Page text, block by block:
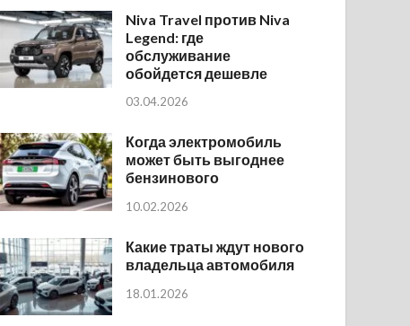
Niva Travel против Niva
Legend: где
обслуживание
обойдется дешевле
03.04.2026
Когда электромобиль
может быть выгоднее
бензинового
10.02.2026
Какие траты ждут нового
владельца автомобиля
18.01.2026